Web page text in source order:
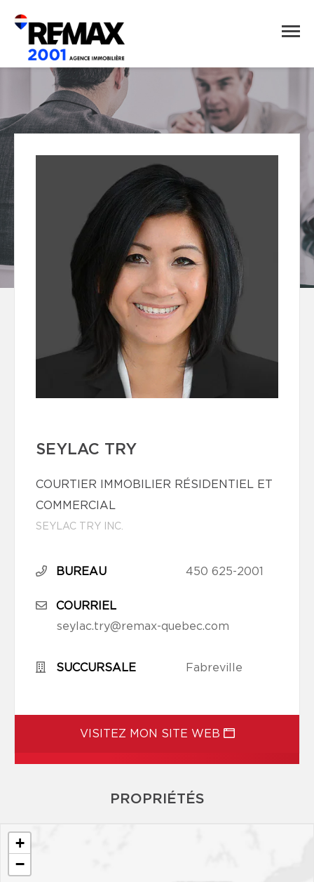
SEYLAC TRY
COURTIER IMMOBILIER RÉSIDENTIEL ET
COMMERCIAL
SEYLAC TRY INC.
BUREAU 450 625-2001
COURRIEL
seylac.try@remax-quebec.com
SUCCURSALE Fabreville
VISITEZ MON SITE WEB
PROPRIÉTÉS
+
−